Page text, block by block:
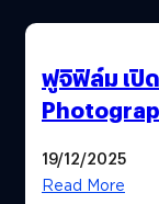
ฟูจิฟิล์ม เปิ
19/12/2025
Read More